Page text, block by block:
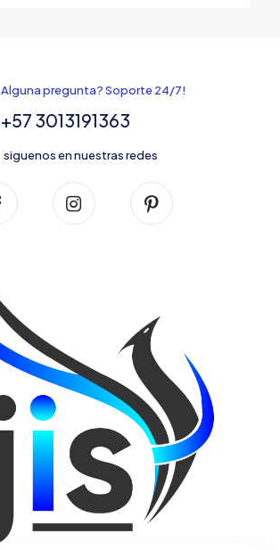
Alguna pregunta? Soporte 24/7!
+57 3013191363
siguenos en nuestras redes